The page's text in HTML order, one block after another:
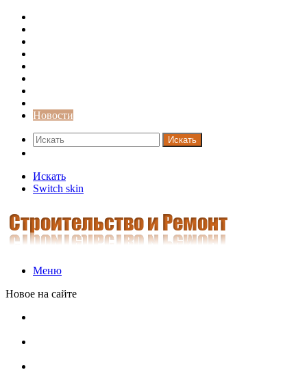
Новости
Искать
Искать
Switch skin
Меню
Новое на сайте